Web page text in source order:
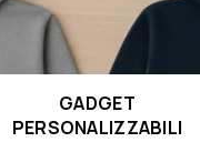
GADGET
PERSONALIZZABILI